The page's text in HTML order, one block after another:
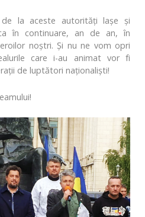
la aceste autorități lașe și
în continuare, an de an, în
noștri. Și nu ne vom opri
care i-au animat vor fi
de luptători naționaliști!